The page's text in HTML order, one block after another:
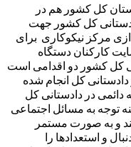
کل کشور هم در
کل کشور جهت
مرکز نیکوکاری برای
کارکنان دستگاه
کل کشور دو اقدامی است
دادستانی کل انجام شده
دائمی در دادستانی کل
توجه به مسائل اجتماعی
و به صورت مستمر
و استعدادها را